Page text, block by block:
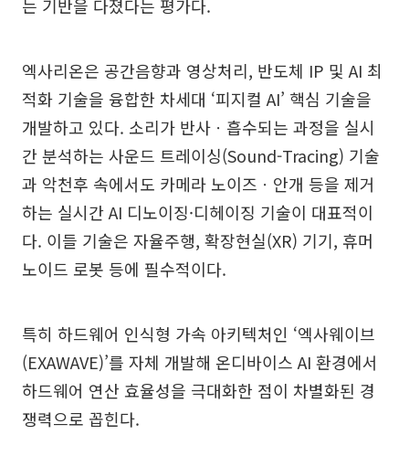
는 기반을 다졌다는 평가다.
엑사리온은 공간음향과 영상처리, 반도체 IP 및 AI 최
적화 기술을 융합한 차세대 ‘피지컬 AI’ 핵심 기술을
개발하고 있다. 소리가 반사ㆍ흡수되는 과정을 실시
간 분석하는 사운드 트레이싱(Sound-Tracing) 기술
과 악천후 속에서도 카메라 노이즈ㆍ안개 등을 제거
하는 실시간 AI 디노이징·디헤이징 기술이 대표적이
다. 이들 기술은 자율주행, 확장현실(XR) 기기, 휴머
노이드 로봇 등에 필수적이다.
특히 하드웨어 인식형 가속 아키텍처인 ‘엑사웨이브
(EXAWAVE)’를 자체 개발해 온디바이스 AI 환경에서
하드웨어 연산 효율성을 극대화한 점이 차별화된 경
쟁력으로 꼽힌다.